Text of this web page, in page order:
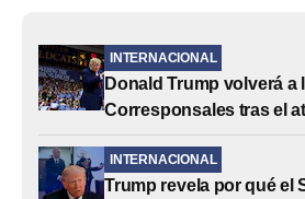
INTERNACIONAL
Donald Trump volverá a
Corresponsales tras el
INTERNACIONAL
Trump revela por qué el